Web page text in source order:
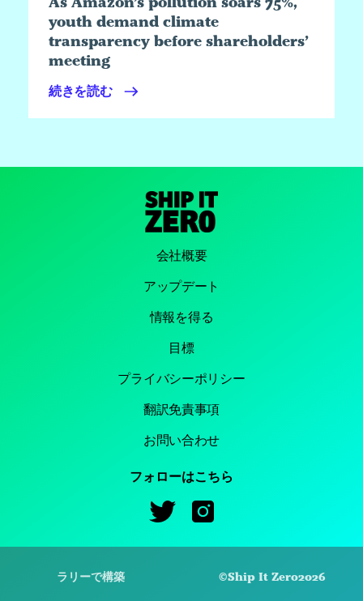
youth demand climate
transparency before shareholders’
meeting
続きを読む
会社概要
アップデート
情報を得る
目標
プライバシーポリシー
翻訳免責事項
お問い合わせ
フォローはこちら
ラリーで構築 ©Ship It Zero2026